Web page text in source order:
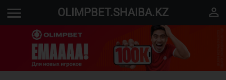
menu OLIMPBET.SHAIBA.KZ perm_identity